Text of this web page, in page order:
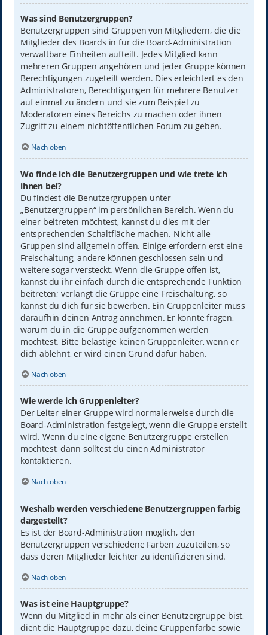
Was sind Benutzergruppen?
Benutzergruppen sind Gruppen von Mitgliedern, die die
Mitglieder des Boards in für die Board-Administration
verwaltbare Einheiten aufteilt. Jedes Mitglied kann
mehreren Gruppen angehören und jeder Gruppe können
Berechtigungen zugeteilt werden. Dies erleichtert es den
Administratoren, Berechtigungen für mehrere Benutzer
auf einmal zu ändern und sie zum Beispiel zu
Moderatoren eines Bereichs zu machen oder ihnen
Zugriff zu einem nichtöffentlichen Forum zu geben.
Nach oben
Wo finde ich die Benutzergruppen und wie trete ich
ihnen bei?
Du findest die Benutzergruppen unter
„Benutzergruppen“ im persönlichen Bereich. Wenn du
einer beitreten möchtest, kannst du dies mit der
entsprechenden Schaltfläche machen. Nicht alle
Gruppen sind allgemein offen. Einige erfordern erst eine
Freischaltung, andere können geschlossen sein und
weitere sogar versteckt. Wenn die Gruppe offen ist,
kannst du ihr einfach durch die entsprechende Funktion
beitreten; verlangt die Gruppe eine Freischaltung, so
kannst du dich für sie bewerben. Ein Gruppenleiter muss
daraufhin deinen Antrag annehmen. Er könnte fragen,
warum du in die Gruppe aufgenommen werden
möchtest. Bitte belästige keinen Gruppenleiter, wenn er
dich ablehnt, er wird einen Grund dafür haben.
Nach oben
Wie werde ich Gruppenleiter?
Der Leiter einer Gruppe wird normalerweise durch die
Board-Administration festgelegt, wenn die Gruppe erstellt
wird. Wenn du eine eigene Benutzergruppe erstellen
möchtest, dann solltest du einen Administrator
kontaktieren.
Nach oben
Weshalb werden verschiedene Benutzergruppen farbig
dargestellt?
Es ist der Board-Administration möglich, den
Benutzergruppen verschiedene Farben zuzuteilen, so
dass deren Mitglieder leichter zu identifizieren sind.
Nach oben
Was ist eine Hauptgruppe?
Wenn du Mitglied in mehr als einer Benutzergruppe bist,
dient die Hauptgruppe dazu, deine Gruppenfarbe sowie